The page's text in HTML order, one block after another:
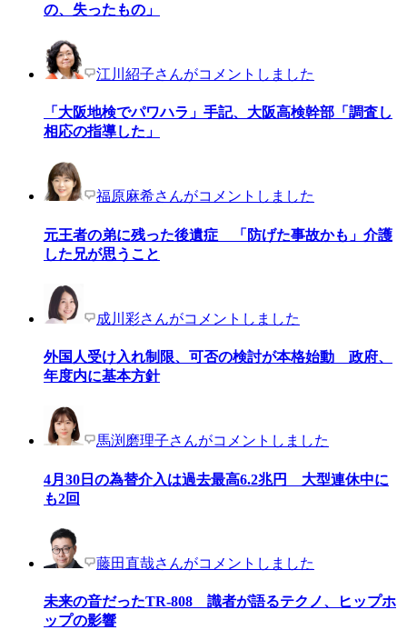
の、失ったもの」
江川紹子さんがコメントしました
「大阪地検でパワハラ」手記、大阪高検幹部「調査し
相応の指導した」
福原麻希さんがコメントしました
元王者の弟に残った後遺症 「防げた事故かも」介護
した兄が思うこと
成川彩さんがコメントしました
外国人受け入れ制限、可否の検討が本格始動 政府、
年度内に基本方針
馬渕磨理子さんがコメントしました
4月30日の為替介入は過去最高6.2兆円 大型連休中に
も2回
藤田直哉さんがコメントしました
未来の音だったTR-808 識者が語るテクノ、ヒップホ
ップの影響